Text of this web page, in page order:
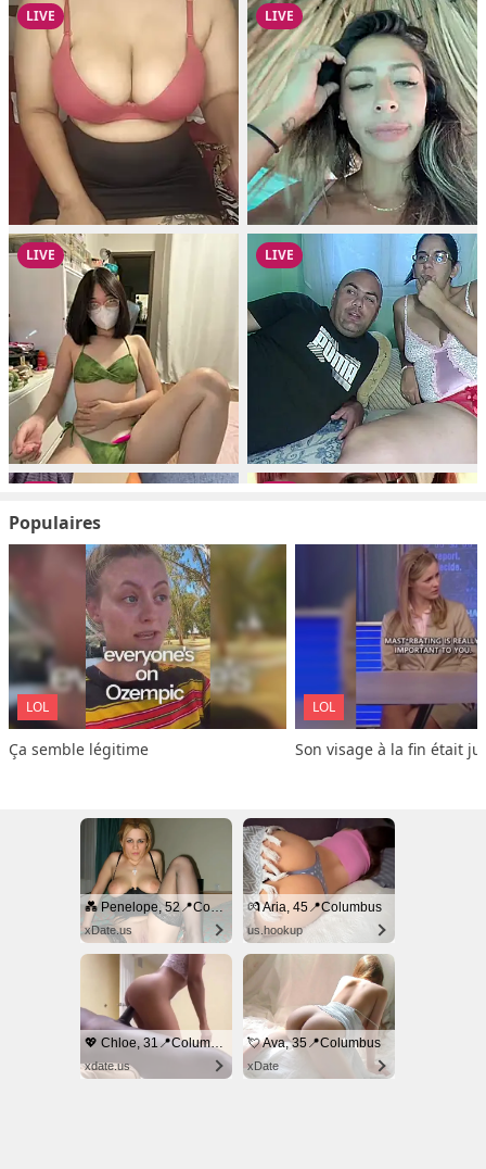
Populaires
LOL
Ça semble légitime
LOL
Son visage à la fin était